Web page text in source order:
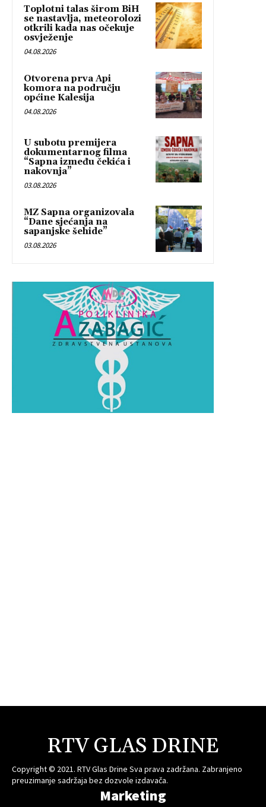
Toplotni talas širom BiH
se nastavlja, meteorolozi
otkrili kada nas očekuje
osvježenje
04.08.2026
Otvorena prva Api
komora na području
općine Kalesija
04.08.2026
U subotu premijera
dokumentarnog filma
“Sapna između čekića i
nakovnja”
03.08.2026
MZ Sapna organizovala
“Dane sjećanja na
sapanjske šehide”
03.08.2026
RTV GLAS DRINE
Copyright © 2021. RTV Glas Drine Sva prava zadržana. Zabranjeno
preuzimanje sadržaja bez dozvole izdavača.
Marketing